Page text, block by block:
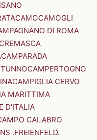
CAMOCAMOGLI
DI ROMA
CAMPARADA
CAMPERTOGNO
CAMPIGLIA CERVO
MARITTIMA
D'ITALIA
CALABRO
.FREIENFELD.